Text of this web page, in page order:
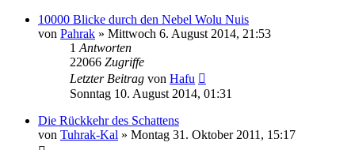
10000 Blicke durch den Nebel Wolu Nuis
von Pahrak » Mittwoch 6. August 2014, 21:53
1 Antworten
22066 Zugriffe
Letzter Beitrag von Hafu
Sonntag 10. August 2014, 01:31
Die Rückkehr des Schattens
von Tuhrak-Kal » Montag 31. Oktober 2011, 15:17